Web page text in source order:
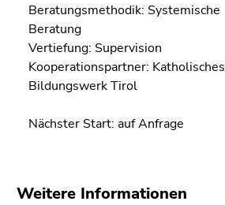
Beratungsmethodik: Systemische
Beratung
Vertiefung: Supervision
Kooperationspartner: Katholisches
Bildungswerk Tirol
Nächster Start: auf Anfrage
Weitere Informationen